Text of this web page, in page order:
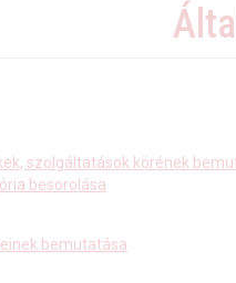
szolgáltatások körének
besorolása
bemutatása